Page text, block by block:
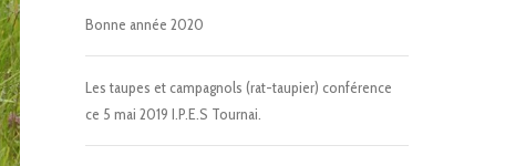
Bonne année 2020
Les taupes et campagnols (rat-taupier) conférence
ce 5 mai 2019 I.P.E.S Tournai.